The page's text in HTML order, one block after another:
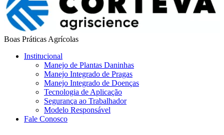
Boas Práticas Agrícolas
Institucional
Manejo de Plantas Daninhas
Manejo Integrado de Pragas
Manejo Integrado de Doenças
Tecnologia de Aplicação
Segurança ao Trabalhador
Modelo Responsável
Fale Conosco